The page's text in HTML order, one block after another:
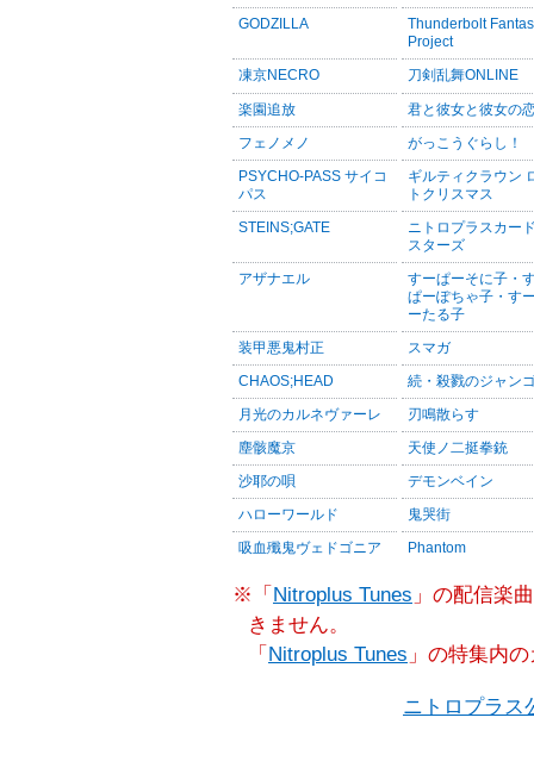
GODZILLA
Thunderbolt
Project
凍京NECRO 刀剣乱舞ONLINE
楽園追放 君と彼女と彼女の
フェノメノ がっこうぐらし！
PSYCHO-PASS サイコ
パス
ギルティクラウン
トクリスマス
STEINS;GATE
ニトロプラスカー
スターズ
アザナエル
すーぱーそに子・
ぱーぽちゃ子・す
ーたる子
装甲悪鬼村正 スマガ
CHAOS;HEAD 続・殺戮のジャン
月光のカルネヴァーレ 刃鳴散らす
塵骸魔京 天使ノ二挺拳銃
沙耶の唄 デモンベイン
ハローワールド 鬼哭街
吸血殲鬼ヴェドゴニア Phantom
※「 Nitroplus Tunes 」の配信楽
きません。
「 Nitroplus Tunes 」の特集内
ニトロプラス